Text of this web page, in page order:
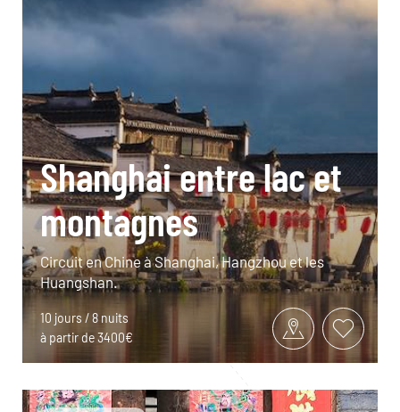
Shanghai entre lac et
montagnes
Circuit en Chine à Shanghai, Hangzhou et les
Huangshan.
10 jours / 8 nuits
à partir de 3400€